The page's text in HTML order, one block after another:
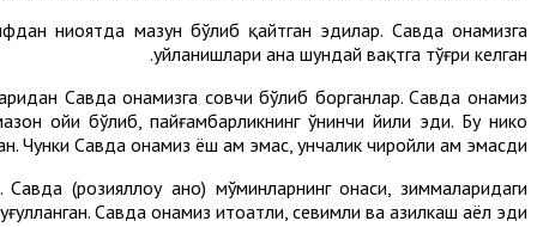
ниҳоятда маҳзун бўлиб қайтган эдилар. Савда онамизга
уйланишлари ана шун­дай вақтга тўғри келган.
Савда онамизга совчи бўлиб борганлар. Савда онамиз
ойи бўлиб, пайғамбарликнинг ўнинчи йили эди. Бу никоҳ
Чунки Савда онамиз ёш ҳам эмас, унча­лик чиройли ҳам эмасди.
(розияллоҳу анҳо) мўминларнинг она­си, зиммаларидаги
Савда онамиз итоатли, севимли ва ҳазилкаш аёл эди.